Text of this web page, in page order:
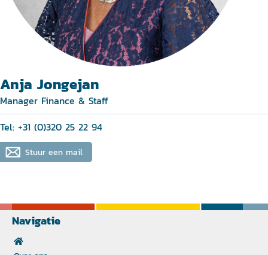
Anja Jongejan
Manager Finance & Staff
Tel: +31 (0)320 25 22 94
Stuur een mail
Navigatie